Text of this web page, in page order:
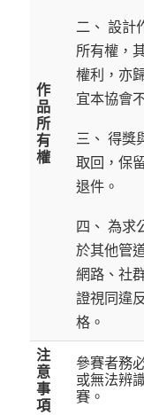
作
品
所
有
權
二、 設計
所有權，
權利，亦
宜本協會
三、 得獎
取回，保
退件。
四、 為求
於其他管
網路、社
證視同違
格。
注
意
事
項
參賽者務
或無法辨
賽。